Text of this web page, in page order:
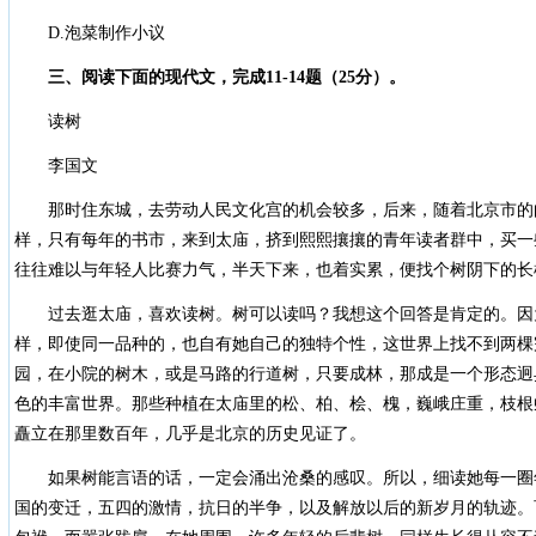
D.泡菜制作小议
三、阅读下面的现代文，完成11-14题（25分）。
读树
李国文
那时住东城，去劳动人民文化宫的机会较多，后来，随着北京市的
样，只有每年的书市，来到太庙，挤到熙熙攘攘的青年读者群中，买
往往难以与年轻人比赛力气，半天下来，也着实累，便找个树阴下的
过去逛太庙，喜欢读树。树可以读吗？我想这个回答是肯定的。因
样，即使同一品种的，也自有她自己的独特个性，这世界上找不到两
园，在小院的树木，或是马路的行道树，只要成林，那成是一个形态
色的丰富世界。那些种植在太庙里的松、柏、桧、槐，巍峨庄重，枝
矗立在那里数百年，几乎是北京的历史见证了。
如果树能言语的话，一定会涌出沧桑的感叹。所以，细读她每一圈
国的变迁，五四的激情，抗日的半争，以及解放以后的新岁月的轨迹